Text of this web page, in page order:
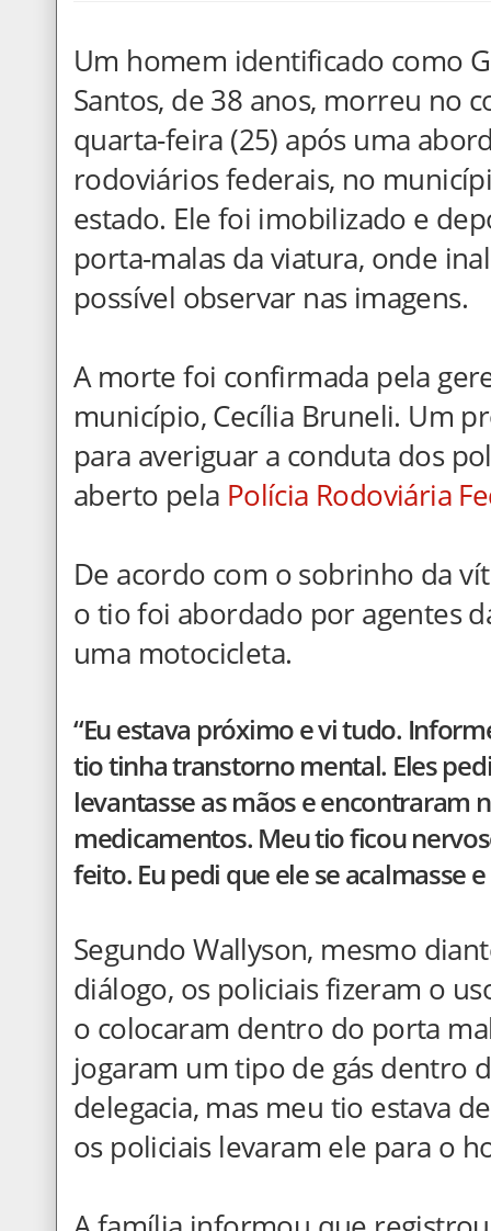
Um homem identificado como
Santos, de 38 anos, morreu no
quarta-feira (25) após uma
rodoviários federais, no
estado. Ele foi imobilizado e
porta-malas da viatura, onde
possível observar nas imagens.
A morte foi confirmada pela
município, Cecília Bruneli. Um
para averiguar a conduta dos
aberto pela Polícia Rodoviária
De acordo com o sobrinho da
o tio foi abordado por agentes
uma motocicleta.
“Eu estava próximo e vi tudo.
tio tinha transtorno mental. Eles
levantasse as mãos e encontraram
medicamentos. Meu tio ficou
feito. Eu pedi que ele se acalmasse
Segundo Wallyson, mesmo
diálogo, os policiais fizeram o
o colocaram dentro do porta
jogaram um tipo de gás dentro
delegacia, mas meu tio estava
os policiais levaram ele para o